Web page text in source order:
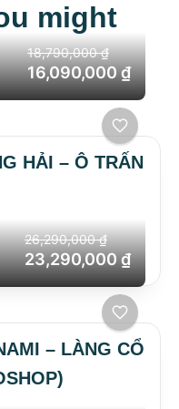
might
18,790,000 ₫
16,090,000 ₫
HẢI – Ô TRẤN
26,290,000 ₫
23,290,000 ₫
– LÀNG CỔ